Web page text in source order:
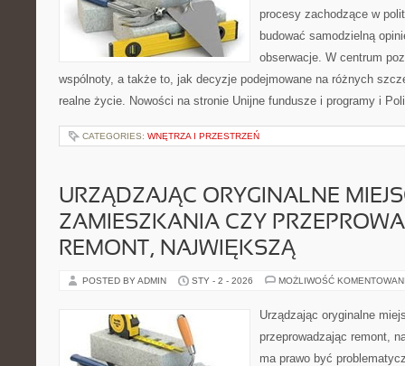
procesy zachodzące w
budować samodzielną
obserwacje. W centrum
wspólnoty, a także to, jak decyzje podejmowane na różnych
realne życie. Nowości na stronie Unijne fundusze i programy i
CATEGORIES: WNĘTRZA I PRZESTRZEŃ
URZĄDZAJĄC ORYGINALNE
ZAMIESZKANIA CZY
REMONT, NAJWIĘKSZĄ
POSTED BY ADMIN STY - 2 - 2026 MOŻLIWOŚĆ
Urządzając oryginalne
przeprowadzając remont,
ma prawo być